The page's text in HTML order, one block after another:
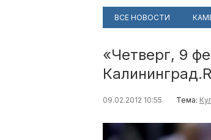
ВСЕ НОВОСТИ
«Четверг, 9
09.02.2012 10:55 Тема: